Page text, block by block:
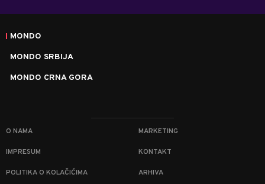
MONDO
MONDO SRBIJA
MONDO CRNA GORA
O NAMA MARKETING
IMPRESUM KONTAKT
POLITIKA O KOLAČIĆIMA ARHIVA